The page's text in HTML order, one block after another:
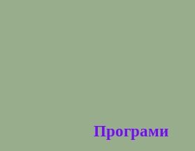
Програми